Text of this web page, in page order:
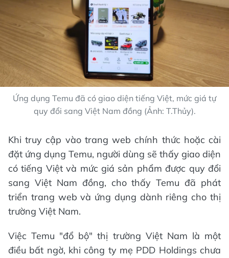
Ứng dụng Temu đã có giao diện tiếng Việt, mức giá tự
quy đổi sang Việt Nam đồng (Ảnh: T.Thủy).
Khi truy cập vào trang web chính thức hoặc cài
đặt ứng dụng Temu, người dùng sẽ thấy giao diện
có tiếng Việt và mức giá sản phẩm được quy đổi
sang Việt Nam đồng, cho thấy Temu đã phát
triển trang web và ứng dụng dành riêng cho thị
trường Việt Nam.
Việc Temu "đổ bộ" thị trường Việt Nam là một
điều bất ngờ, khi công ty mẹ PDD Holdings chưa